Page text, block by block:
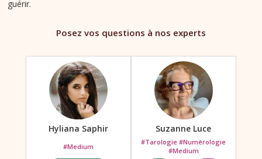
guérir.
Posez vos questions à nos experts
Hyliana Saphir
#Medium
Suzanne Luce
#Tarologie #Numérologie
#Medium